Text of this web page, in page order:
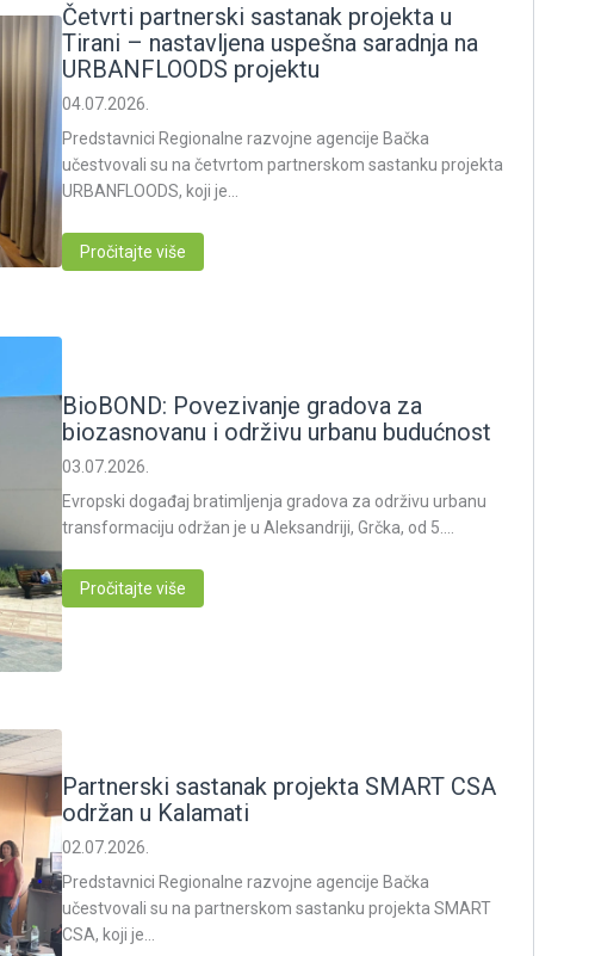
Četvrti partnerski sastanak projekta u
Tirani – nastavljena uspešna saradnja na
URBANFLOODS projektu
04.07.2026.
Predstavnici Regionalne razvojne agencije Bačka
učestvovali su na četvrtom partnerskom sastanku projekta
URBANFLOODS, koji je…
Pročitajte više
BioBOND: Povezivanje gradova za
biozasnovanu i održivu urbanu budućnost
03.07.2026.
Evropski događaj bratimljenja gradova za održivu urbanu
transformaciju održan je u Aleksandriji, Grčka, od 5.…
Pročitajte više
Partnerski sastanak projekta SMART CSA
održan u Kalamati
02.07.2026.
Predstavnici Regionalne razvojne agencije Bačka
učestvovali su na partnerskom sastanku projekta SMART
CSA, koji je…